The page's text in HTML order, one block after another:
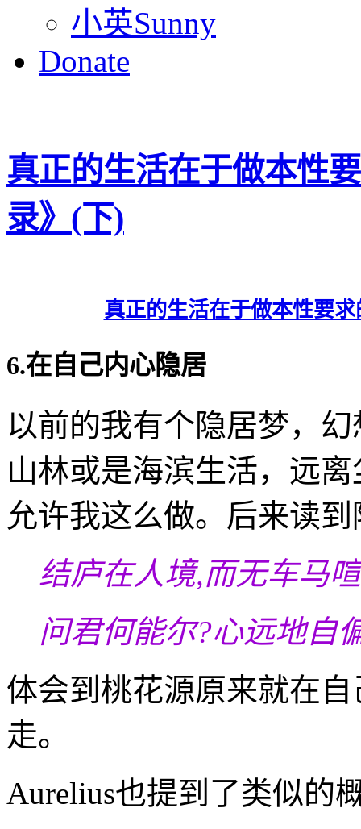
小英Sunny
Donate
真正的生活在于做本性
录》(下)
真正的生活在于做本性要
6.在自己内心隐居
以前的我有个隐居梦，
山林或是海滨生活，远
允许我这么做。后来读
结庐在人境,而无车马
问君何能尔?心远地自
体会到桃花源原来就在
走。
Aurelius也提到了类似的